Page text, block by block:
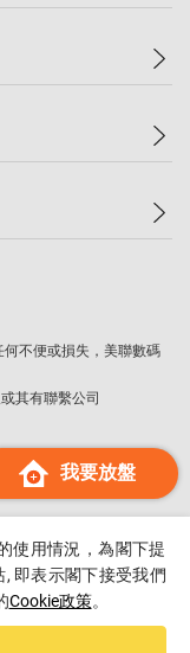
使用情況，為閣下提
即表示閣下接受我們
Cookie政策。
我要放盤
不便或損失，美聯數碼
其有聯繫公司